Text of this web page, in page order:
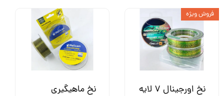
نخ اورجینال ۷ لایه
فروش ویژه
نخ ماهیگیری